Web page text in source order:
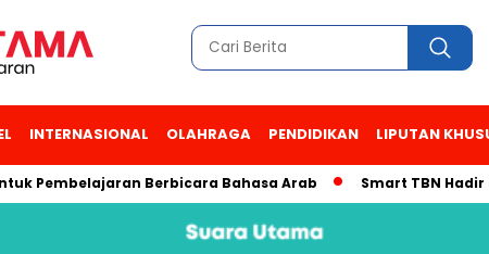
INTERNASIONAL OLAHRAGA PENDIDIKAN LIPUTAN
Pembelajaran Berbicara Bahasa Arab Smart TBN Hadir di